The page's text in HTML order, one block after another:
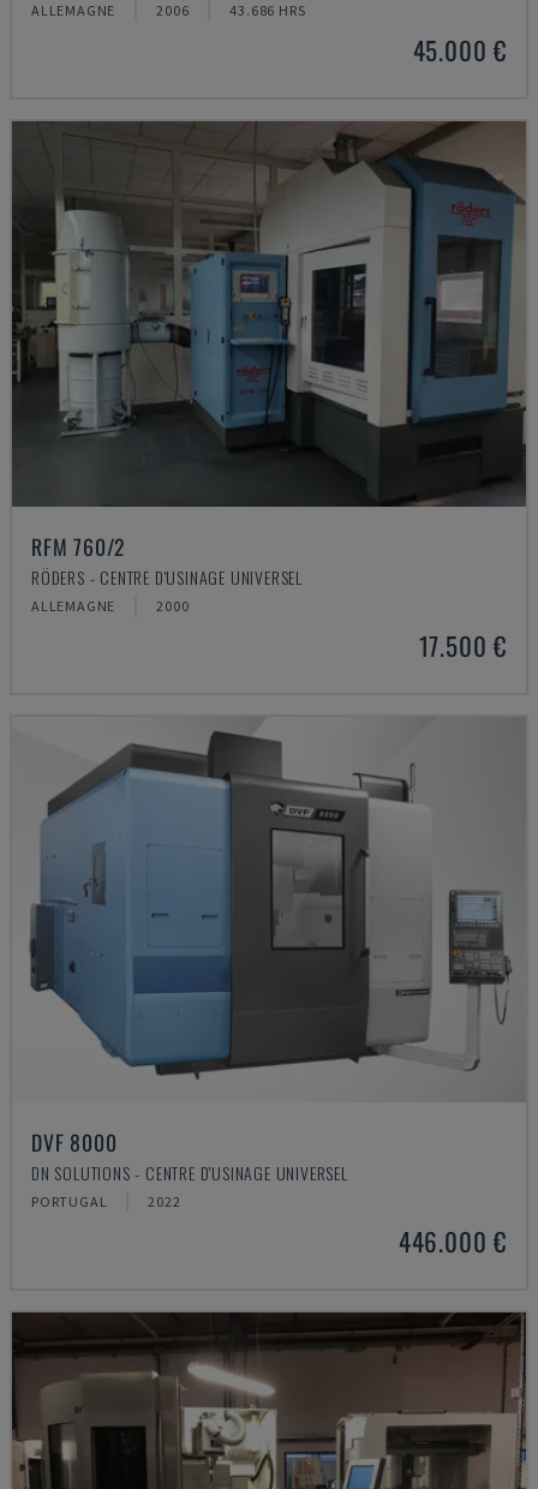
ALLEMAGNE 2006 43.686 HRS
45.000 €
RFM 760/2
RÖDERS - CENTRE D'USINAGE UNIVERSEL
ALLEMAGNE 2000
17.500 €
DVF 8000
DN SOLUTIONS - CENTRE D'USINAGE UNIVERSEL
PORTUGAL 2022
446.000 €